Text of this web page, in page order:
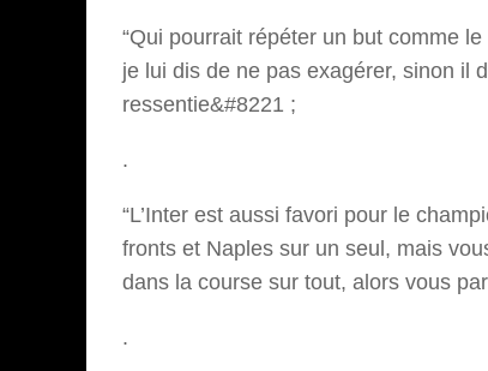
“Qui pourrait répéter un but comme
je lui dis de ne pas exagérer, sinon il
ressentie&#8221 ;
.
“L’Inter est aussi favori pour le
fronts et Naples sur un seul, mais
dans la course sur tout, alors vous
.